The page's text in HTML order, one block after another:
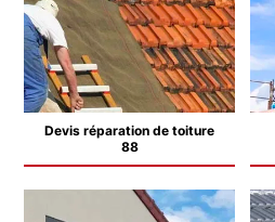
Devis réparation de toiture
88